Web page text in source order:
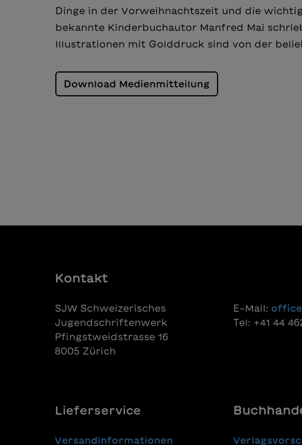
Dinge in der Vorweihnachtszeit und die
bekannte Kinderbuchautor Manfred Mai
Illustrationen mit Golddruck sind von der
Download Medienmitteilung
Kontakt
SJW Schweizerisches
Jugendschriftenwerk
Pfingstweidstrasse 16
8005 Zürich
E-Mail:
Tel: +41 44
Lieferservice
Versandinformationen